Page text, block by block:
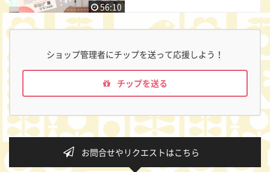
56:10
ショップ管理者にチップを送って応援しよう！
チップを送る
お問合せやリクエストはこちら